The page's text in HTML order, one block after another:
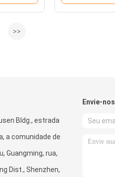
>>
Bldg., estrada
a comunidade de
Guangming, rua,
Dist., Shenzhen,
Envie-nos